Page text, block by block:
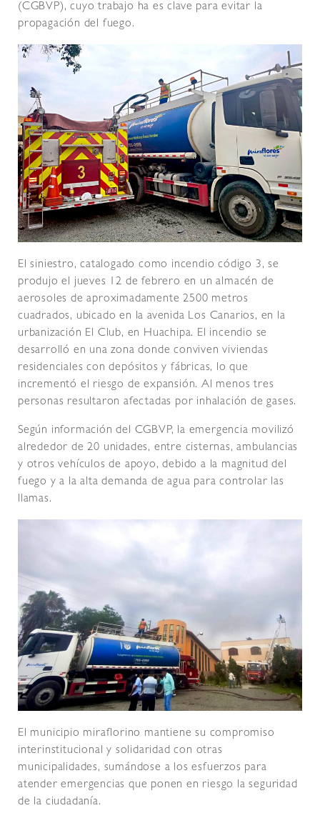
(CGBVP), cuyo trabajo ha es clave para evitar la
propagación del fuego.
El siniestro, catalogado como incendio código 3, se
produjo el jueves 12 de febrero en un almacén de
aerosoles de aproximadamente 2500 metros
cuadrados, ubicado en la avenida Los Canarios, en la
urbanización El Club, en Huachipa. El incendio se
desarrolló en una zona donde conviven viviendas
residenciales con depósitos y fábricas, lo que
incrementó el riesgo de expansión. Al menos tres
personas resultaron afectadas por inhalación de gases.
Según información del CGBVP, la emergencia movilizó
alrededor de 20 unidades, entre cisternas, ambulancias
y otros vehículos de apoyo, debido a la magnitud del
fuego y a la alta demanda de agua para controlar las
llamas.
El municipio miraflorino mantiene su compromiso
interinstitucional y solidaridad con otras
municipalidades, sumándose a los esfuerzos para
atender emergencias que ponen en riesgo la seguridad
de la ciudadanía.